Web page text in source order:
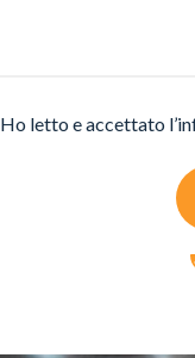
Ho letto e accettato